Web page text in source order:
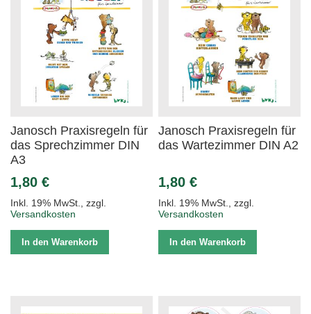
Janosch Praxisregeln für
das Sprechzimmer DIN
A3
1,80 €
Inkl. 19% MwSt.
zzgl.
Versandkosten
In den Warenkorb
Janosch Praxisregeln für
das Wartezimmer DIN A2
1,80 €
Inkl. 19% MwSt. ,zzgl.
Versandkosten
In den Warenkorb